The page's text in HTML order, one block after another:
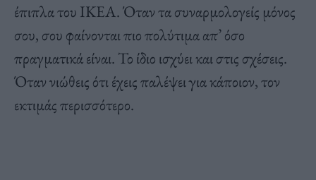
έπιπλα του IKEA. Όταν τα συναρμολογείς μόνος
σου, σου φαίνονται πιο πολύτιμα απ’ όσο
πραγματικά είναι. Το ίδιο ισχύει και στις σχέσεις.
Όταν νιώθεις ότι έχεις παλέψει για κάποιον, τον
εκτιμάς περισσότερο.